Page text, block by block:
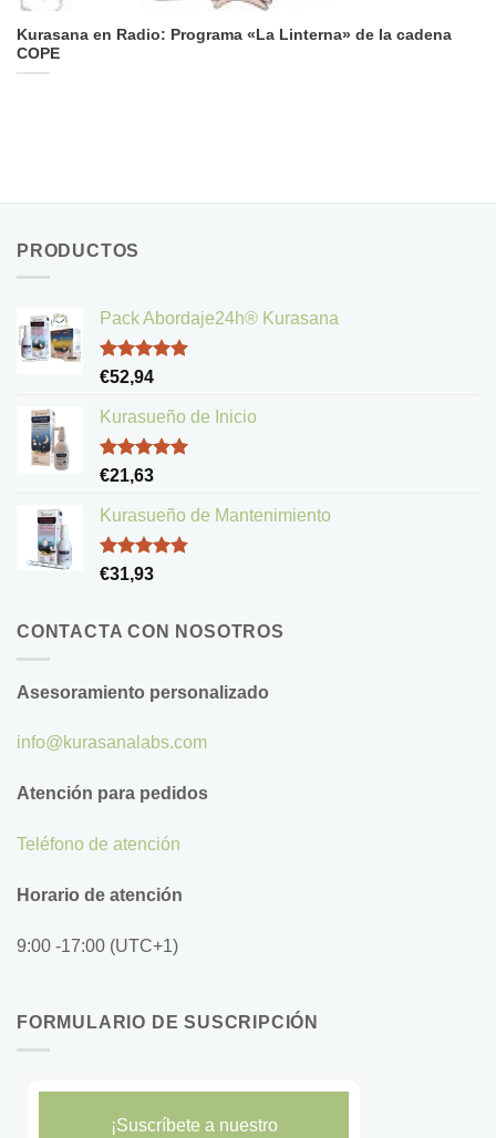
Kurasana en Radio: Programa «La Linterna» de la cadena
COPE
PRODUCTOS
Pack Abordaje24h® Kurasana
Valorado
de 5
€52,94
Kurasueño de Inicio
Valorado
de 5
€21,63
Kurasueño de Mantenimiento
Valorado
€31,93
CONTACTA CON NOSOTROS
Asesoramiento personalizado
info@kurasanalabs.com
Atención para pedidos
Teléfono de atención
Horario de atención
9:00 -17:00 (UTC+1)
FORMULARIO DE SUSCRIPCIÓN
¡Suscríbete a nuestro